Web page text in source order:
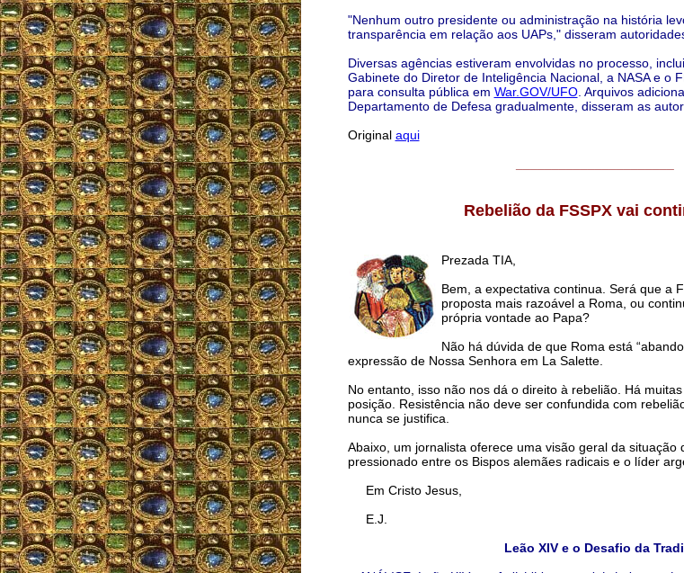
"Nenhum outro presidente ou administração na história
transparência em relação aos UAPs," disseram
Diversas agências estiveram envolvidas no processo,
Gabinete do Diretor de Inteligência Nacional, a NASA e o
para consulta pública em War.GOV/UFO. Arquivos
Departamento de Defesa gradualmente, disseram as
Original aqui
Rebelião da FSSPX vai
Prezada TIA,
Bem, a expectativa continua. Será que a
proposta mais razoável a Roma, ou
própria vontade ao Papa?
Não há dúvida de que Roma está
expressão de Nossa Senhora em La Salette.
No entanto, isso não nos dá o direito à rebelião. Há
posição. Resistência não deve ser confundida com
nunca se justifica.
Abaixo, um jornalista oferece uma visão geral da situação
pressionado entre os Bispos alemães radicais e o líder
Em Cristo Jesus,
E.J.
Leão XIV e o Desafio da